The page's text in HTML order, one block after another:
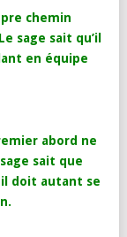
chemin
sage sait qu’il
en équipe
abord ne
sait que
doit autant se